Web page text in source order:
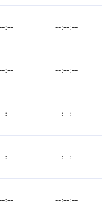
:-- --:--:--
:-- --:--:--
:-- --:--:--
:-- --:--:--
:-- --:--:--